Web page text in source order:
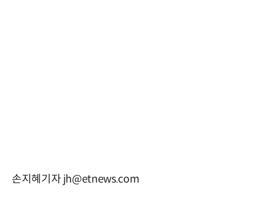
손지혜기자 jh@etnews.com